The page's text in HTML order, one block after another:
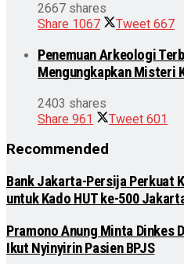
2667 shares
Share 1067 Tweet 667
Penemuan Arkeologi
Mengungkapkan Misteri
2403 shares
Share 961 Tweet 601
Recommended
Bank Jakarta-Persija Perkuat
untuk Kado HUT ke-500
Pramono Anung Minta Dinkes
Ikut Nyinyirin Pasien BPJS